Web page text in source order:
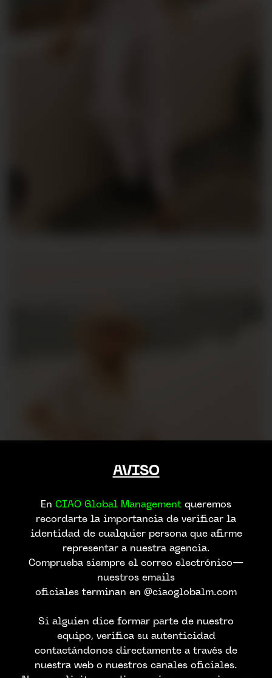
AVISO
En CIAO Global Management queremos
recordarte la importancia de verificar la
identidad de cualquier persona que afirme
representar a nuestra agencia.
Comprueba siempre el correo electrónico—
nuestros emails
oficiales terminan en @ciaoglobalm.com
Si alguien dice formar parte de nuestro
equipo, verifica su autenticidad
contactándonos directamente a través de
nuestra web o nuestros canales oficiales.